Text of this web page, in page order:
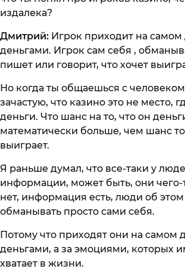
издалека?
Дмитрий: Игрок приходит на самом
деньгами. Игрок сам себя ,
пишет или говорит, что хочет
Но когда ты общаешься с
зачастую, что казино это не место,
деньги. Что шанс на то, что он
математически больше, чем шанс
выиграет.
Я раньше думал, что все-таки у
информации, может быть, они чего-
нет, информация есть, люди об этом
обманывать просто сами себя.
Потому что приходят они на самом
деньгами, а за эмоциями, которых
хватает в жизни.